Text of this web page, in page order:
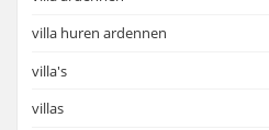
villa huren ardennen
villa's
villas